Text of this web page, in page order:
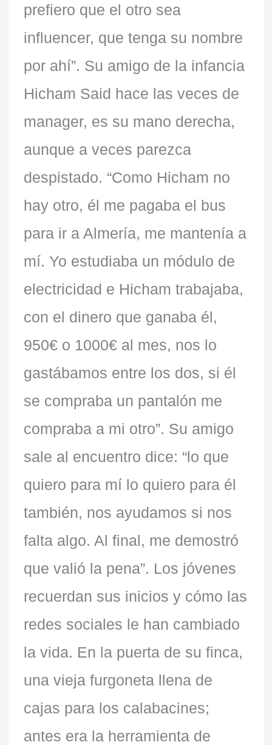
prefiero que el otro sea
influencer, que tenga su nombre
por ahí”. Su amigo de la infancia
Hicham Said hace las veces de
manager, es su mano derecha,
aunque a veces parezca
despistado. “Como Hicham no
hay otro, él me pagaba el bus
para ir a Almería, me mantenía a
mí. Yo estudiaba un módulo de
electricidad e Hicham trabajaba,
con el dinero que ganaba él,
950€ o 1000€ al mes, nos lo
gastábamos entre los dos, si él
se compraba un pantalón me
compraba a mi otro”. Su amigo
sale al encuentro dice: “lo que
quiero para mí lo quiero para él
también, nos ayudamos si nos
falta algo. Al final, me demostró
que valió la pena”. Los jóvenes
recuerdan sus inicios y cómo las
redes sociales le han cambiado
la vida. En la puerta de su finca,
una vieja furgoneta llena de
cajas para los calabacines;
antes era la herramienta de